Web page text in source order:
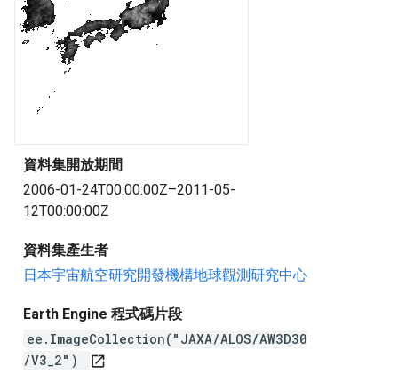
資料集開放期間
2006-01-24T00:00:00Z–2011-05-
12T00:00:00Z
資料集產生者
日本宇宙航空研究開發機構地球觀測研究中心
Earth Engine 程式碼片段
ee.ImageCollection("JAXA/ALOS/AW3D30
/V3_2")
open_in_new